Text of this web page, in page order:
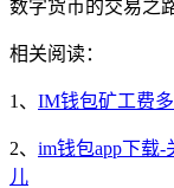
数字货币的交易之
相关阅读：
1、 IM钱包矿工费
2、 im钱包app下载-
儿